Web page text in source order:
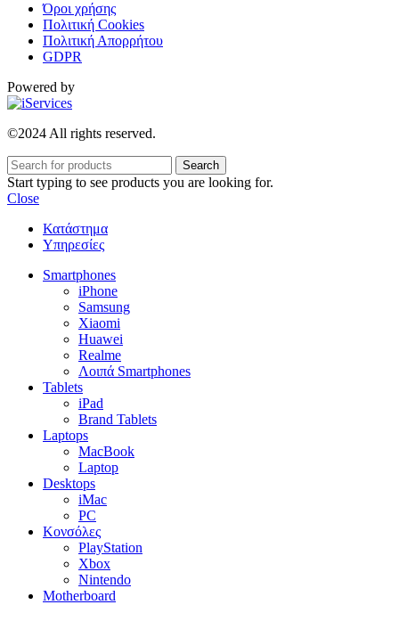
Όροι χρήσης
Πολιτική Cookies
Πολιτική Απορρήτου
GDPR
Powered by
©2024 All rights reserved.
Search
Start typing to see products you are looking for.
Close
Κατάστημα
Υπηρεσίες
Smartphones
iPhone
Samsung
Xiaomi
Huawei
Realme
Λοιπά Smartphones
Tablets
iPad
Brand Tablets
Laptops
MacBook
Laptop
Desktops
iMac
PC
Κονσόλες
PlayStation
Xbox
Nintendo
Motherboard